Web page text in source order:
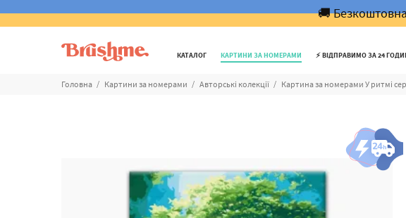
🚚
КАТАЛОГ КАРТИНИ ЗА НОМЕРАМИ ⚡️ ВІДПРАВИМО ЗА 24
Головна Картини за номерами Авторські колекції Картина за номерами У ритмі